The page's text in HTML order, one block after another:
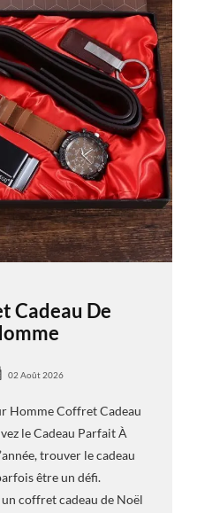
Cadeau De
02 Août 2026
Homme Coffret Cadeau
le Cadeau Parfait À
trouver le cadeau
être un défi.
coffret cadeau de Noël